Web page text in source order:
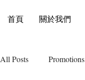
首頁 關於我們
All Posts Promotions